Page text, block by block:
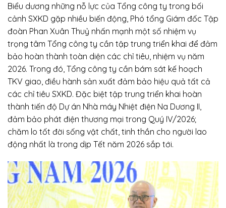
Biểu dương những nỗ lực của Tổng công ty trong bối
cảnh SXKD gặp nhiều biến động, Phó tổng Giám đốc Tập
đoàn Phan Xuân Thuỷ nhấn mạnh một số nhiệm vụ
trọng tâm Tổng công ty cần tập trung triển khai để đảm
bảo hoàn thành toàn diện các chỉ tiêu, nhiệm vụ năm
2026. Trong đó, Tổng công ty cần bám sát kế hoạch
TKV giao, điều hành sản xuất đảm bảo hiệu quả tất cả
các chỉ tiêu SXKD. Đặc biệt tập trung triển khai hoàn
thành tiến độ Dự án Nhà máy Nhiệt điện Na Dương II,
đảm bảo phát điện thương mại trong Quý IV/2026;
chăm lo tốt đời sống vật chất, tinh thần cho người lao
động nhất là trong dịp Tết năm 2026 sắp tới.